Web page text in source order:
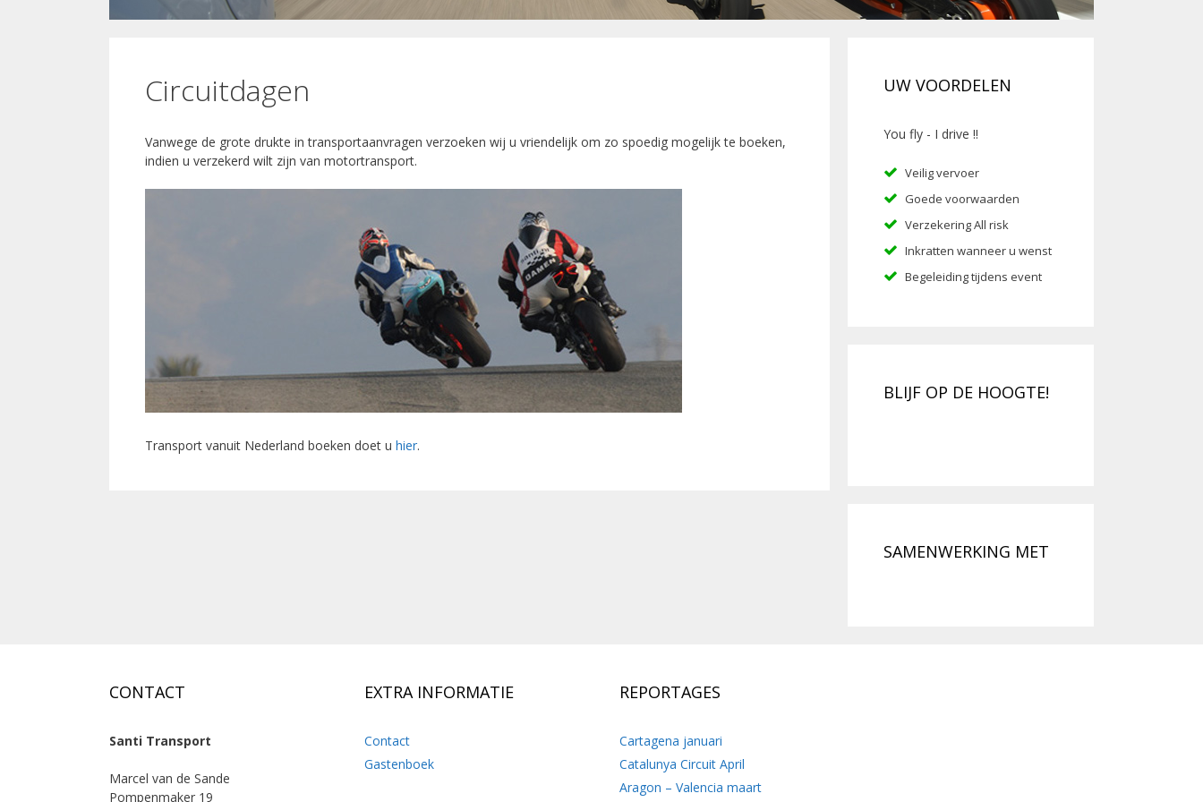
Circuitdagen
Vanwege de grote drukte in transportaanvragen verzoeken wij u vriendelijk om zo spoedig mogelijk te boeken,
indien u verzekerd wilt zijn van motortransport.
Transport vanuit Nederland boeken doet u hier.
UW VOORDELEN
You fly - I drive !!
Veilig vervoer
Goede voorwaarden
Verzekering All risk
Inkratten wanneer u wenst
Begeleiding tijdens event
BLIJF OP DE HOOGTE!
SAMENWERKING MET
CONTACT
Santi Transport
Marcel van de Sande
Pompenmaker 19
EXTRA INFORMATIE
Contact
Gastenboek
REPORTAGES
Cartagena januari
Catalunya Circuit April
Aragon – Valencia maart